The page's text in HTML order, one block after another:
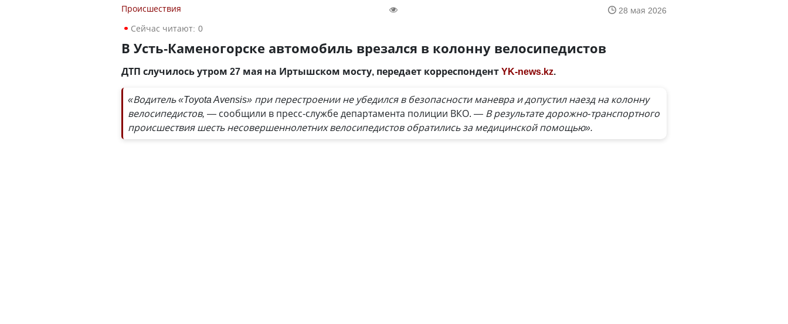
Происшествия
28 мая 2026
Сейчас читают: 0
В Усть-Каменогорске автомобиль врезался в колонну велосипедистов
ДТП случилось утром 27 мая на Иртышском мосту, передает корреспондентYK-news.kz.
«Водитель «Toyota Avensis» при перестроении не убедился в безопасности маневра и допустил наезд на колонну
велосипедистов, — сообщили в пресс-службе департамента полиции ВКО. — В результате дорожно-транспортного
происшествия шесть несовершеннолетних велосипедистов обратились за медицинской помощью».